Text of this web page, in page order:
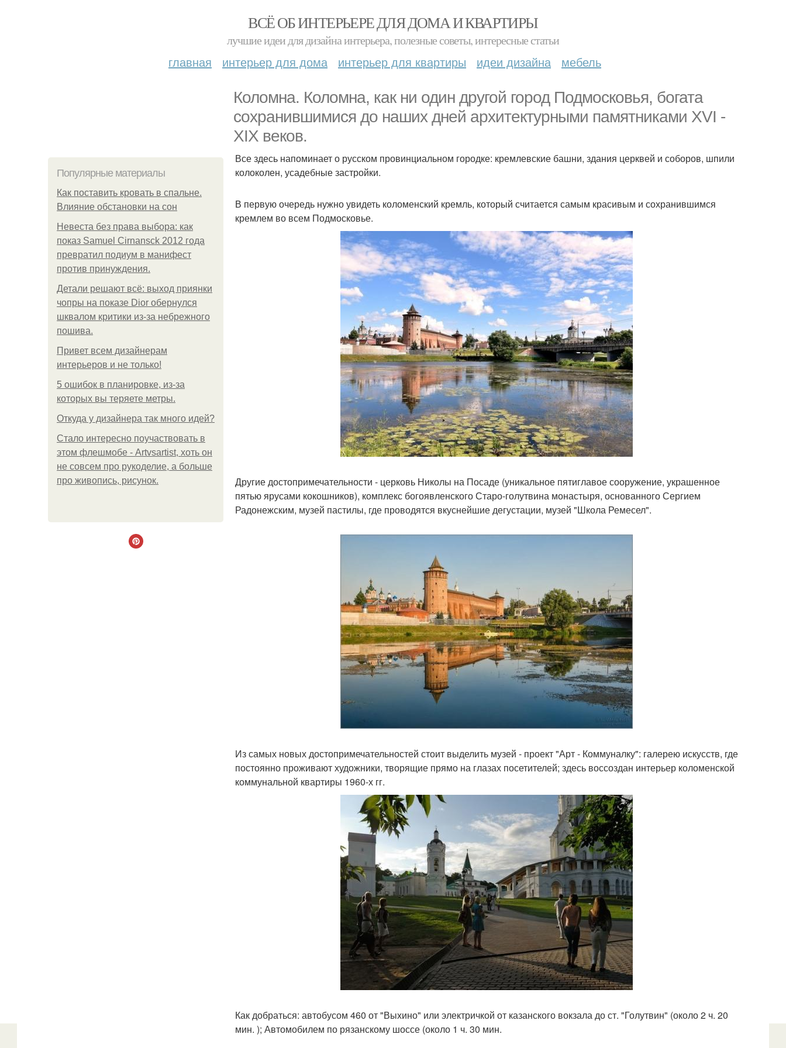
ВСЁ ОБ ИНТЕРЬЕРЕ ДЛЯ ДОМА И КВАРТИРЫ
лучшие идеи для дизайна интерьера, полезные советы, интересные статьи
главная интерьер для дома интерьер для квартиры идеи дизайна мебель
Коломна. Коломна, как ни один другой город Подмосковья, богата
сохранившимися до наших дней архитектурными памятниками XVI -
XIX веков.
Популярные материалы
Как поставить кровать в спальне.
Влияние обстановки на сон
Невеста без права выбора: как
показ Samuel Cirnansck 2012 года
превратил подиум в манифест
против принуждения.
Детали решают всё: выход приянки
чопры на показе Dior обернулся
шквалом критики из-за небрежного
пошива.
Привет всем дизайнерам
интерьеров и не только!
5 ошибок в планировке, из-за
которых вы теряете метры.
Откуда у дизайнера так много идей?
Стало интересно поучаствовать в
этом флешмобе - Artvsartist, хоть он
не совсем про рукоделие, а больше
про живопись, рисунок.
Все здесь напоминает о русском провинциальном городке: кремлевские башни, здания церквей и соборов, шпили
колоколен, усадебные застройки.
В первую очередь нужно увидеть коломенский кремль, который считается самым красивым и сохранившимся
кремлем во всем Подмосковье.
Другие достопримечательности - церковь Николы на Посаде (уникальное пятиглавое сооружение, украшенное
пятью ярусами кокошников), комплекс богоявленского Старо-голутвина монастыря, основанного Сергием
Радонежским, музей пастилы, где проводятся вкуснейшие дегустации, музей "Школа Ремесел".
Из самых новых достопримечательностей стоит выделить музей - проект "Арт - Коммуналку": галерею искусств, где
постоянно проживают художники, творящие прямо на глазах посетителей; здесь воссоздан интерьер коломенской
коммунальной квартиры 1960-х гг.
Как добраться: автобусом 460 от "Выхино" или электричкой от казанского вокзала до ст. "Голутвин" (около 2 ч. 20
мин. ); Автомобилем по рязанскому шоссе (около 1 ч. 30 мин.